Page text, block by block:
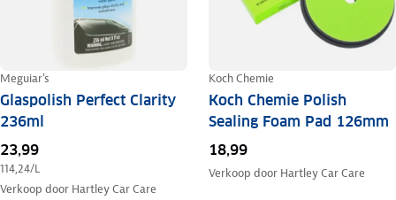
Meguiar's
Glaspolish Perfect Clarity
236ml
23,99
114,24/L
Verkoop door Hartley Car Care
Koch Chemie
Koch Chemie Polish
Sealing Foam Pad 126mm
18,99
Verkoop door Hartley Car Care